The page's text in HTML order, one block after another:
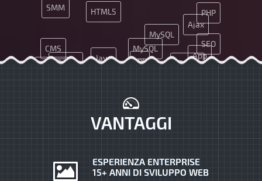
MySQL
HTML5
JQuery
SMM
UX
CMS
App
PHP
MySQL
HTML5
JQuery
SEO
Java
Ajax
VANTAGGI
ESPERIENZA ENTERPRISE
15+ ANNI DI SVILUPPO WEB